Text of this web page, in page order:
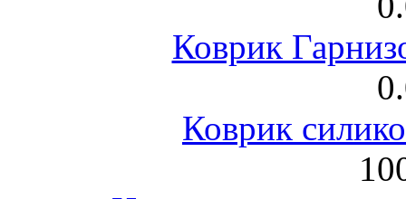
Коврик
Коврик